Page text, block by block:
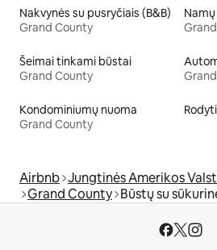
Nakvynės su pusryčiais (B&B)
Grand County
Šeimai tinkami būstai
Grand County
Kondominiumų nuoma
Grand County
Airbnb Jungtinės Amerikos
Grand County Būstų su